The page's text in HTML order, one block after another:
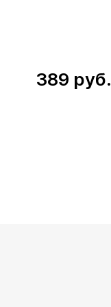
389 руб.